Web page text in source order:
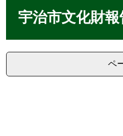
宇治市文化財報
ペ